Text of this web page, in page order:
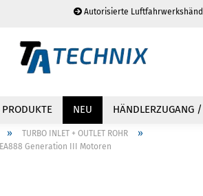
Autorisierte
Sprache auswählen
NEU HÄNDLERZUGANG
» TURBO INLET + OUTLET ROHR »
Generation III Motoren